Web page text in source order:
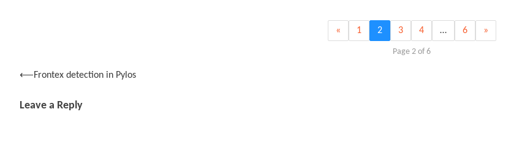
« 1 2 3 4 … 6 »
Page 2 of 6
Post
⟵Frontex detection in Pylos
Leave a Reply